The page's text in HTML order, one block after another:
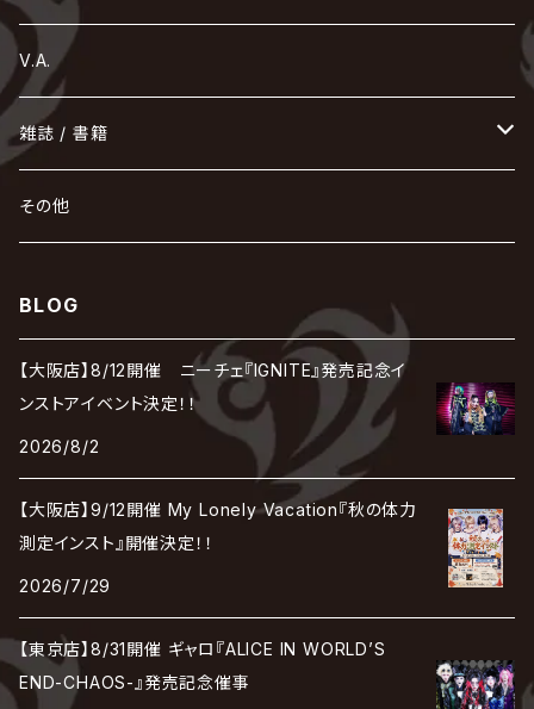
Ashmaze.
甘い暴力
天照
umbrella
168 / 葵-168-
GOTCHAROCKA
蛾と蝶
KAMIJO
cali≠gari
河村隆一
KIRITO / キリト
己龍
GREN / グレン
黒夢
CONTRASTZ
XANVALA
Sick²
ジグソウ
シド
JAKIGAN MEISTER
Chanty
Janne Da Arc
sugar
Jupiter
JILUKA
sukekiyo
SCAPEGOAT
SPLENDID GOD GIRAFFE
SLAPSLY / CHIYU
DADAROMA
逹瑯
DAVID / SUI / 縁
DARRELL
DaizyStripper
D'ESPAIRSRAY
DEXCORE
DEZERT
deadman
DEVILOOF
DuelJewel
Tourbillon
Dawnman
NEVERLAND
NoGoD
NOCTURNAL BLOODLUST
BugLug
HAZUKI / 葉月
薔薇の宮殿
BAROQUE
HIZAKI
vistlip
HIDE-ZOU
Fatüm
FANTASTIC◇CIRCUS
Blu-BiLLioN
BULL FIELD
BREAKERZ
BabyKingdom
THE BEETHOVEN
The Benjamin
ほ
POIDOL
HOLLOWGRAM
マガツノート
machine
マツタケワークス
THE MADNA
MAMA.
まみれた / MAMIRETA
MALICE MIZER
ミスイ
mitsu
MUCC / ムック
め
メトロノーム
MERRY / メリー
も
THE MORTAL
最上川司
YUKIYA / 藤田幸也
ユナイト
よ
rice
Rides In ReVellion
LAB.THE BASEMENT / ラボ ザ ベヰスメント
り
Leetspeak monsters
Ricky
LIBRAVEL / リブラヴェル
Lill
RE:INa
る
Ruiza
LUNA SEA
れ
the Raid.
REIGN
RAZOR
LSN / The LEGENDARY SIX NINE
Rorschach.inc
ロマン急行
わ
wyse
我が為
V.A.
雑誌 / 書籍
hévn
その他
BLOG
【大阪店】8/12開催 ニーチェ『IGNITE』発売記念イ
ンストアイベント決定！！
2026/8/2
【大阪店】9/12開催 My Lonely Vacation『秋の体力
測定インスト』開催決定！！
2026/7/29
【東京店】8/31開催 ギャロ『ALICE IN WORLD’S
END-CHAOS-』発売記念催事